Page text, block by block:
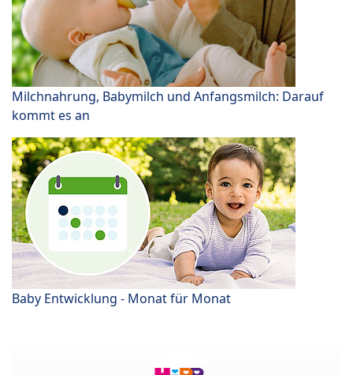
Milchnahrung, Babymilch und Anfangsmilch: Darauf
kommt es an
Baby Entwicklung - Monat für Monat